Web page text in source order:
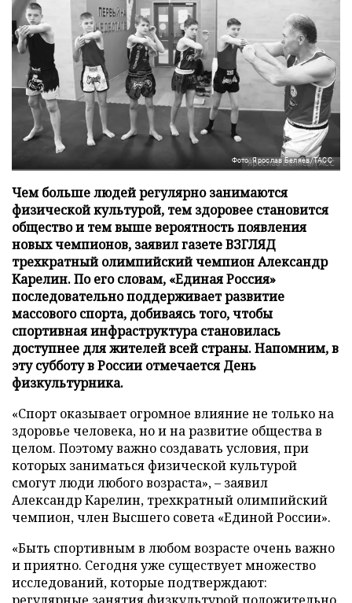
Фото: Ярослав Беляев/ТАСС
Чем больше людей регулярно занимаются
физической культурой, тем здоровее становится
общество и тем выше вероятность появления
новых чемпионов, заявил газете ВЗГЛЯД
трехкратный олимпийский чемпион Александр
Карелин. По его словам, «Единая Россия»
последовательно поддерживает развитие
массового спорта, добиваясь того, чтобы
спортивная инфраструктура становилась
доступнее для жителей всей страны. Напомним, в
эту субботу в России отмечается День
физкультурника.
«Спорт оказывает огромное влияние не только на
здоровье человека, но и на развитие общества в
целом. Поэтому важно создавать условия, при
которых заниматься физической культурой
смогут люди любого возраста», – заявил
Александр Карелин, трехкратный олимпийский
чемпион, член Высшего совета «Единой России».
«Быть спортивным в любом возрасте очень важно
и приятно. Сегодня уже существует множество
исследований, которые подтверждают: